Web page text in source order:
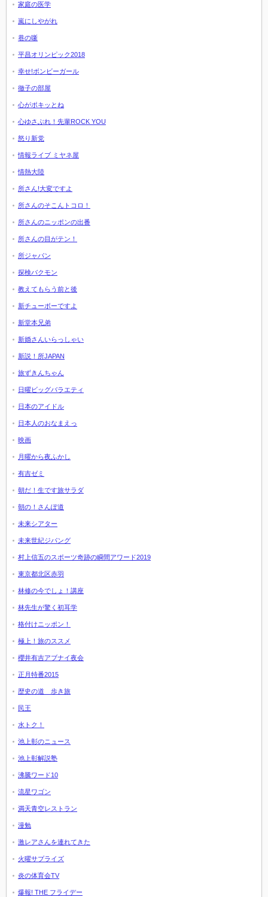
家庭の医学
嵐にしやがれ
巷の噺
平昌オリンピック2018
幸せ!ボンビーガール
徹子の部屋
心がポキッとね
心ゆさぶれ！先輩ROCK YOU
怒り新党
情報ライブ ミヤネ屋
情熱大陸
所さん!大変ですよ
所さんのそこんトコロ！
所さんのニッポンの出番
所さんの目がテン！
所ジャパン
探検バクモン
教えてもらう前と後
新チューボーですよ
新堂本兄弟
新婚さんいらっしゃい
新説！所JAPAN
旅ずきんちゃん
日曜ビッグバラエティ
日本のアイドル
日本人のおなまえっ
映画
月曜から夜ふかし
有吉ゼミ
朝だ！生です旅サラダ
朝の！さんぽ道
未来シアター
未来世紀ジパング
村上信五のスポーツ奇跡の瞬間アワード2019
東京都北区赤羽
林修の今でしょ！講座
林先生が驚く初耳学
格付けニッポン！
極上！旅のススメ
櫻井有吉アブナイ夜会
正月特番2015
歴史の道 歩き旅
民王
水トク！
池上彰のニュース
池上彰解説塾
沸騰ワード10
流星ワゴン
満天青空レストラン
漫勉
激レアさんを連れてきた
火曜サプライズ
炎の体育会TV
爆報! THE フライデー